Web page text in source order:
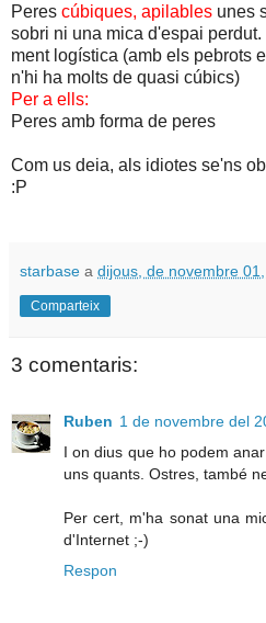
Peres cúbiques, apilables unes
sobri ni una mica d'espai
ment logística (amb els pebrots
n'hi ha molts de quasi cúbics)
Per a ells:
Peres amb forma de peres
Com us deia, als idiotes se'ns
:P
starbase a dijous, de novembre
Comparteix
3 comentaris:
Ruben 1 de novembre del
I on dius que ho podem
uns quants. Ostres, també
Per cert, m'ha sonat una
d'Internet ;-)
Respon